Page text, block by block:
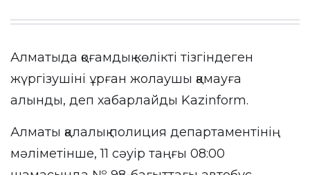
Алматыда қоғамдық көлікті тізгіндеген
жүргізушіні ұрған жолаушы қамауға
алынды, деп хабарлайды Kazinform.
Алматы қалалық полиция департаментінің
мәліметінше, 11 сәуір таңғы 08:00